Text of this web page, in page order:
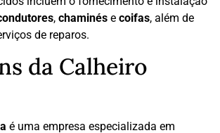
, chaminés e coifas, além de
de reparos.
da Calheiro
é uma empresa especializada em